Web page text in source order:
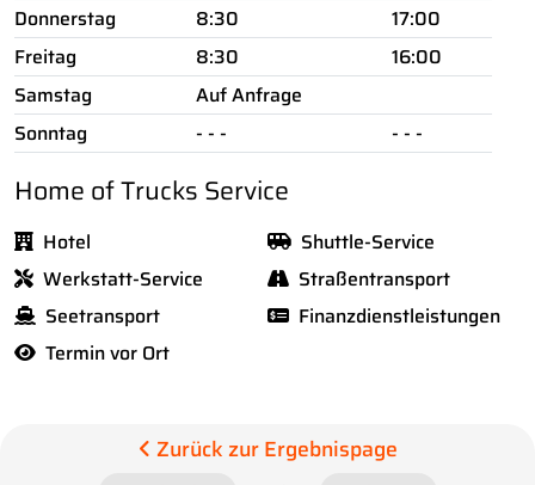
Donnerstag
8:30
17:00
Freitag
8:30
16:00
Samstag
Auf Anfrage
Sonntag
- - - - - -
Home of Trucks Service
Hotel
Shuttle-Service
Werkstatt-Service
Straßentransport
Seetransport
Finanzdienstleistungen
Termin vor Ort
Zurück zur Ergebnispage